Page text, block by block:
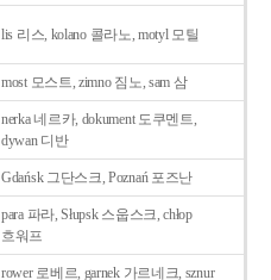
lis 리스, kolano 콜라노, motyl 모틸
most 모스트, zimno 짐노, sam 삼
nerka 네르카, dokument 도쿠멘트,
dywan 디반
Gdańsk 그단스크, Poznań 포즈난
para 파라, Słupsk 스웁스크, chłop
흐워프
rower 로베르, garnek 가르네크, sznur